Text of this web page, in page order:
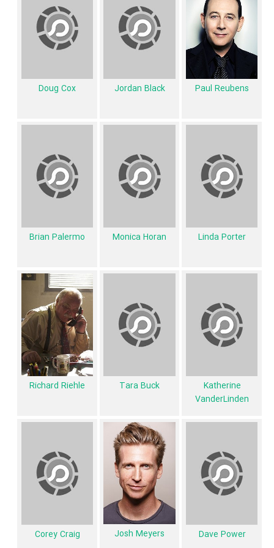
داستان فیلم Pee-wee's Big Holiday
از محتوا و داستان فیلم Pee-wee's Big Holiday چقدر اطلاع دارید؟ فیلم‌نامه
Pee-wee's Big Holiday توسط
است.
داستان Pee-wee's Big Holiday منتشر شده است، می‌خوانیم: «A fateful
to take his first-ever holiday in this epic story of friendship and
destiny.»
Big Holiday به طور متوسط فعالیت 10ام بازیگران این اثر است.
Reubens،Jordan Black،Linda Porter Tara Buck،Richard
Riehle،Dave Power،Josh Meyers وRobert R. Shaferدر حرفه
بازیگری محسوب می‌شود.
1 تن از بازیگران Pee-wee's Big Holiday، اولین فعالیت جدی بازیگری خود
را در این اثر تجربه کرده است، در واقع در Pee-wee's Big Holiday 1 فیلم
اولی بوده است:Monica Horan
Jordan Black،Doug Cox
Porter،Brian Palermo،Katherine VanderLinden،Tara Buck
Richard Riehle
Dave Power،Josh Meyers Corey Craig،
وRobert R. Shafer
را در این اثر تجربه کرده است. در میان بازیگران
Pee-wee's Big Holiday نیز 90 همکاریِ اول رخ داده، به‌عبارت دیگر در این
فیلم میان هر یک از 14 بازیگر با یکدیگر یک رابطه همکاری شکل گرفته که 90
Paul Reubens
Jordan Black
Doug Cox
Linda Porter
Monica Horan
Brian Palermo
Katherine
VanderLinden
Tara Buck
Richard Riehle
Dave Power
Josh Meyers
Corey Craig